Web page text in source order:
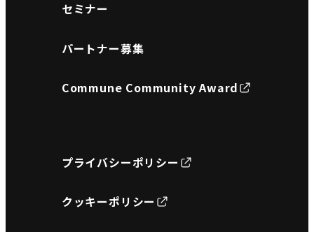
セミナー
パートナー募集
Commune Community Award
プライバシーポリシー
クッキーポリシー